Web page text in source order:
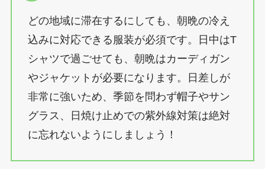
どの地域に滞在するにしても、朝晩の冷え
込みに対応できる服装が必須です。日中はT
シャツで過ごせても、朝晩はカーディガン
やジャケットが必要になります。日差しが
非常に強いため、季節を問わず帽子やサン
グラス、日焼け止めでの紫外線対策は絶対
に忘れないようにしましょう！